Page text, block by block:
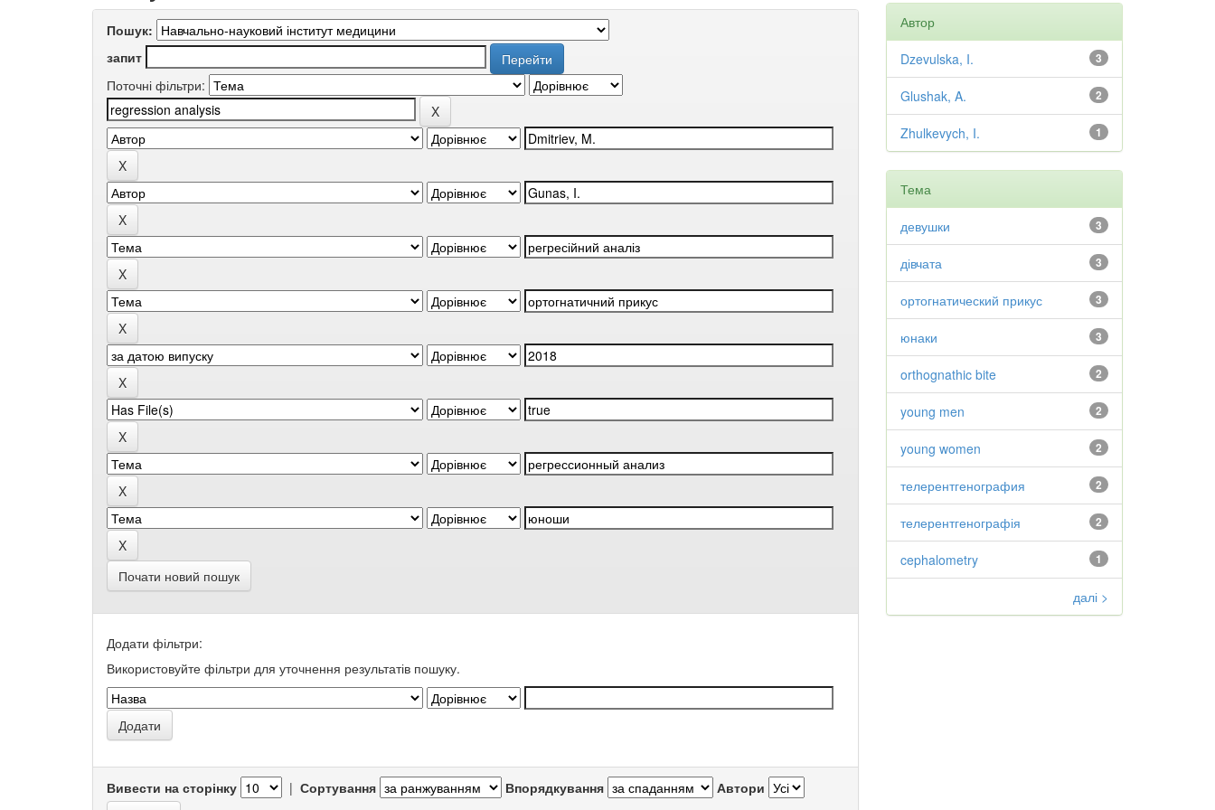
Пошук:
запит
Поточні фільтри:
Почати новий пошук
Додати фільтри:
Використовуйте фільтри для уточнення результатів пошуку.
Вивести на сторінку | Сортування Впорядкування Автори
Автор
3
Dzevulska, I.
2
Glushak, A.
1
Zhulkevych, I.
Тема
3
девушки
3
дівчата
3
ортогнатический прикус
3
юнаки
2
orthognathic bite
2
young men
2
young women
2
телерентгенография
2
телерентгенографія
1
cephalometry
далі >